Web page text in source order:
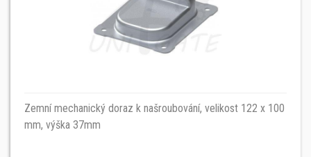
Zemní mechanický doraz k našroubování, velikost 122 x 100
mm, výška 37mm